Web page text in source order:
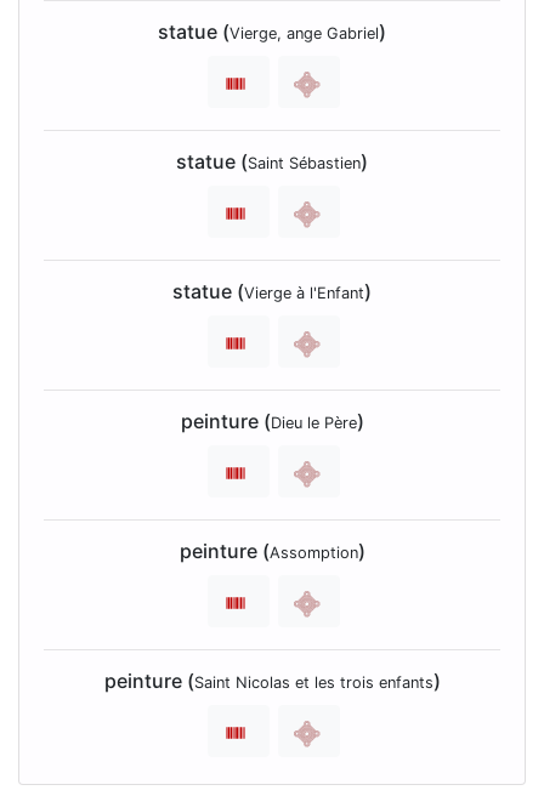
statue (Vierge, ange Gabriel)
statue (Saint Sébastien)
statue (Vierge à l'Enfant)
peinture (Dieu le Père)
peinture (Assomption)
peinture (Saint Nicolas et les trois enfants)